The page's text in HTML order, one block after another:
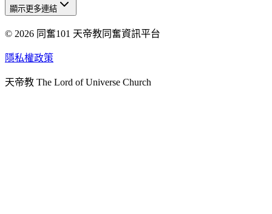
天人研究總院
天人研究學院
天人炁功院
顯示更多連結
© 2026 同奮101 天帝教同奮資訊平台
隱私權政策
天帝教 The Lord of Universe Church